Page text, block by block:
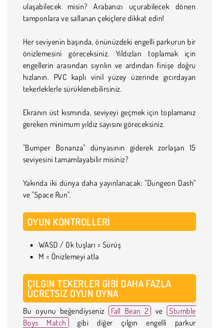
ulaşabilecek misin? Arabanızı uçurabilecek dönen
tamponlara ve sallanan çekiçlere dikkat edin!
Her seviyenin başında, önünüzdeki engelli parkurun bir
önizlemesini göreceksiniz. Yıldızları toplamak için
engellerin arasından sıyrılın ve ardından finişe doğru
hızlanın. PVC kaplı vinil yüzey üzerinde gıcırdayan
tekerleklerle sürüklenebilirsiniz.
Ekranın üst kısmında, seviyeyi geçmek için toplamanız
gereken minimum yıldız sayısını göreceksiniz.
"Bumper Bonanza" dünyasının giderek zorlaşan 15
seviyesini tamamlayabilir misiniz?
Yakında iki dünya daha yayınlanacak: "Dungeon Dash"
ve "Space Run".
OYUN KONTROLLERI
WASD / Ok tuşları = Sürüş
M = Önizlemeyi atla
ÇILGIN TEKERLER GIBI DAHA FAZLA
ÜCRETSIZ OYUN OYNA
Bu oyunu beğendiyseniz Fall Bean 2 ve Stumble
Boys Match gibi diğer çılgın engelli parkur